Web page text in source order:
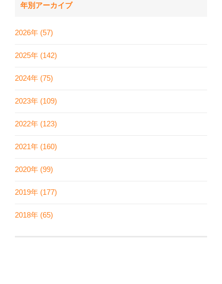
年別アーカイブ
2026年 (57)
2025年 (142)
2024年 (75)
2023年 (109)
2022年 (123)
2021年 (160)
2020年 (99)
2019年 (177)
2018年 (65)